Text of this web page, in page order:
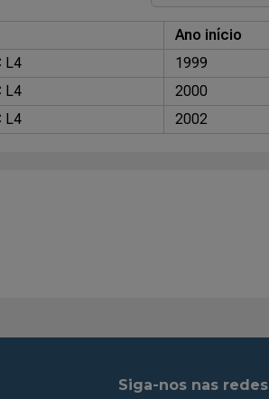
Ano início
L4 1999
L4 2000
L4 2002
Siga-nos nas redes